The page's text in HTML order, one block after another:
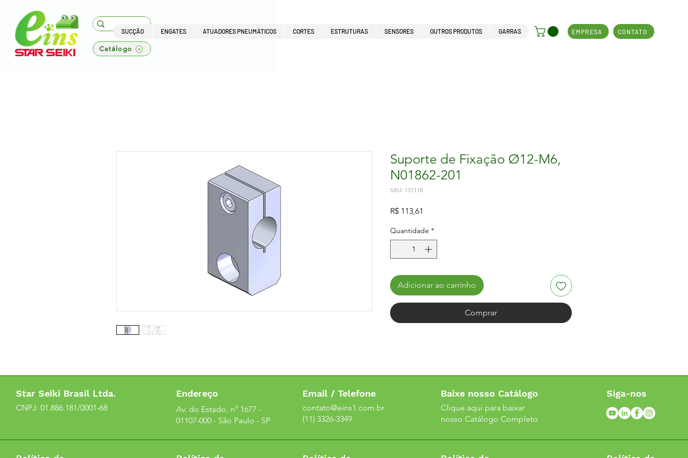
Catálogo
SUCÇÃO ENGATES ATUADORES PNEUMÁTICOS CORTES ESTRUTURAS SENSORES OUTROS PRODUTOS GARRAS EMPRESA CONTATO
Suporte de Fixação Ø12-M6,
N01862-201
SKU: 131118
R$ 113,61
Quantidade *
Adicionar ao carrinho
Comprar
Star Seiki Brasil Ltda.
CNPJ: 01.886.181/0001-68
Endereço
Av. do Estado, n° 1677 -
01107-000 - São Paulo - SP
Email / Telefone
contato@eins1.com.br
(11) 3326-3349
Baixe nosso Catálogo
Clique aqui para baixar
nosso Catálogo Completo
Siga-nos